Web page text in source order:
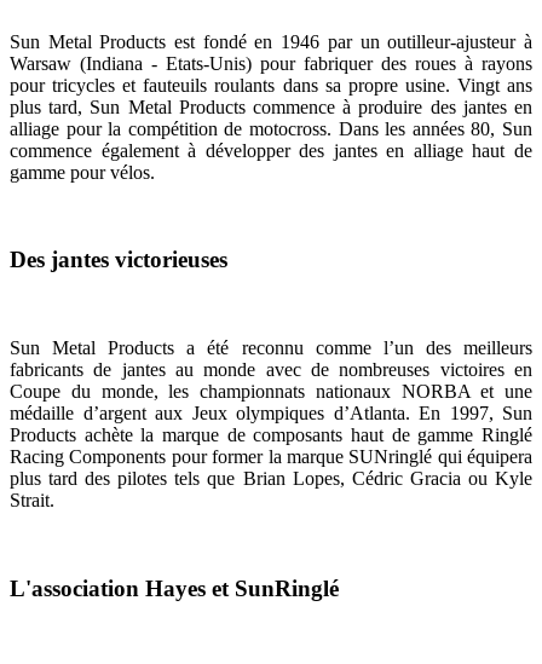
Sun Metal Products est fondé en 1946 par un outilleur-ajusteur à
Warsaw (Indiana - Etats-Unis) pour fabriquer des roues à rayons
pour tricycles et fauteuils roulants dans sa propre usine. Vingt ans
plus tard, Sun Metal Products commence à produire des jantes en
alliage pour la compétition de motocross. Dans les années 80, Sun
commence également à développer des jantes en alliage haut de
gamme pour vélos.
Des jantes victorieuses
Sun Metal Products a été reconnu comme l’un des meilleurs
fabricants de jantes au monde avec de nombreuses victoires en
Coupe du monde, les championnats nationaux NORBA et une
médaille d’argent aux Jeux olympiques d’Atlanta. En 1997, Sun
Products achète la marque de composants haut de gamme Ringlé
Racing Components pour former la marque SUNringlé qui équipera
plus tard des pilotes tels que Brian Lopes, Cédric Gracia ou Kyle
Strait.
L'association Hayes et SunRinglé